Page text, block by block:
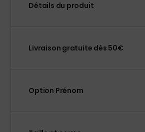
Détails du produit
Livraison gratuite dès 50€
Option Prénom